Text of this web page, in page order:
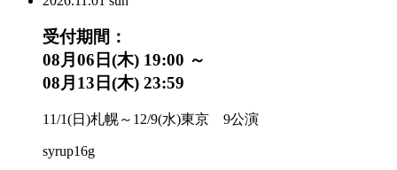
受付期間：
08月06日(木) 19:00 ～
08月13日(木) 23:59
11/1(日)札幌～12/9(水)東京 9公演
syrup16g